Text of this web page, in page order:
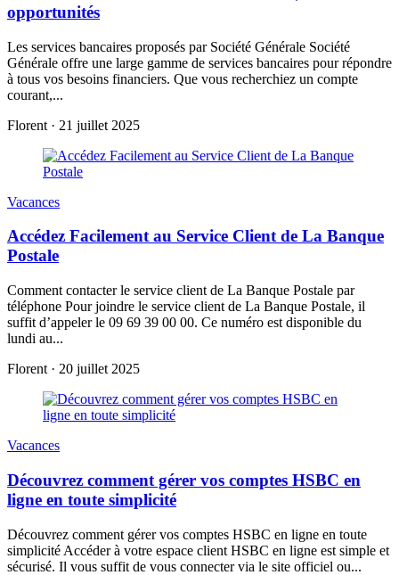
opportunités
Les services bancaires proposés par Société Générale Société
Générale offre une large gamme de services bancaires pour répondre
à tous vos besoins financiers. Que vous recherchiez un compte
courant,...
Florent · 21 juillet 2025
Vacances
Accédez Facilement au Service Client de La Banque
Postale
Comment contacter le service client de La Banque Postale par
téléphone Pour joindre le service client de La Banque Postale, il
suffit d’appeler le 09 69 39 00 00. Ce numéro est disponible du
lundi au...
Florent · 20 juillet 2025
Vacances
Découvrez comment gérer vos comptes HSBC en
ligne en toute simplicité
Découvrez comment gérer vos comptes HSBC en ligne en toute
simplicité Accéder à votre espace client HSBC en ligne est simple et
sécurisé. Il vous suffit de vous connecter via le site officiel ou...